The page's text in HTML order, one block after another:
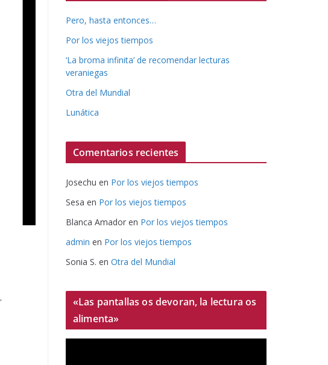
,
Pero, hasta entonces…
Por los viejos tiempos
‘La broma infinita’ de recomendar lecturas
veraniegas
Otra del Mundial
Lunática
Comentarios recientes
Josechu en Por los viejos tiempos
Sesa en Por los viejos tiempos
Blanca Amador en Por los viejos tiempos
admin en Por los viejos tiempos
Sonia S. en Otra del Mundial
«Las pantallas os devoran, la lectura os
alimenta»